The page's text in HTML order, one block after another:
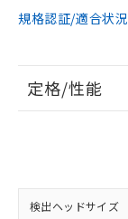
規格認証/適合状況
定格/性能
検出ヘッドサイズ